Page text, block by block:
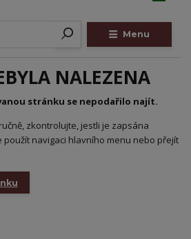
Menu
NALEZENA
stránku se nepodařilo najít.
zkontrolujte, jestli je zapsána
použít navigaci hlavního menu nebo přejít